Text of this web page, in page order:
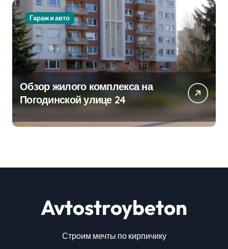
Гараж и авто
Обзор жилого комплекса на
Погодинской улице 24
Avtostroybeton
Строим мечты по кирпичику